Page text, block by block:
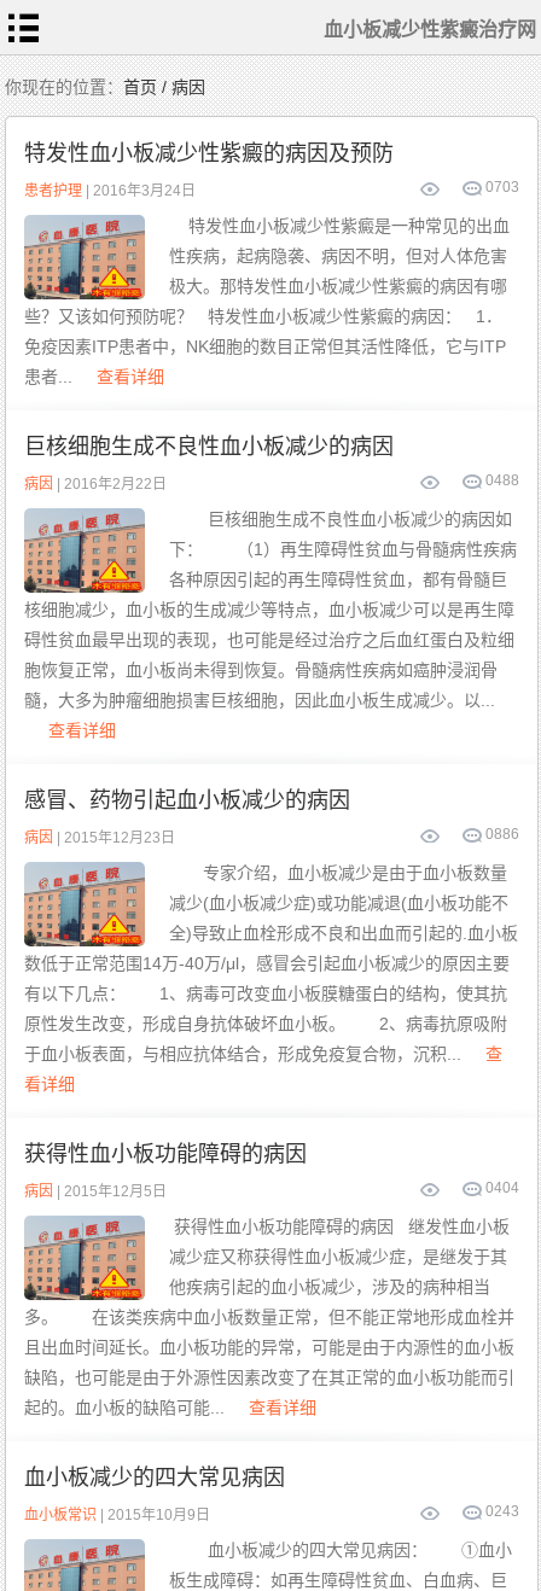
血小板减少性紫癜治疗网
首
页
血
小
板
常
识
相
关
检
查
症
状
表
现
常
规
治
疗
患
者
护
理
中
医
食
疗
特
色
治
疗
血
小
板
减
少
的
治
疗
康
复
案
例
病
因
你现在的位置：首页 / 病因
特发性血小板减少性紫癜的病因及预防
703
0
患者护理 | 2016年3月24日
特发性血小板减少性紫癜是一种常见的出血
性疾病，起病隐袭、病因不明，但对人体危害
极大。那特发性血小板减少性紫癜的病因有哪
些？又该如何预防呢？ 特发性血小板减少性紫癜的病因： 1．
免疫因素ITP患者中，NK细胞的数目正常但其活性降低，它与ITP
患者...
查看详细
巨核细胞生成不良性血小板减少的病因
488
0
病因 | 2016年2月22日
巨核细胞生成不良性血小板减少的病因如
下： （1）再生障碍性贫血与骨髓病性疾病
各种原因引起的再生障碍性贫血，都有骨髓巨
核细胞减少，血小板的生成减少等特点，血小板减少可以是再生障
碍性贫血最早出现的表现，也可能是经过治疗之后血红蛋白及粒细
胞恢复正常，血小板尚未得到恢复。骨髓病性疾病如癌肿浸润骨
髓，大多为肿瘤细胞损害巨核细胞，因此血小板生成减少。以...
查看详细
感冒、药物引起血小板减少的病因
886
0
病因 | 2015年12月23日
专家介绍，血小板减少是由于血小板数量
减少(血小板减少症)或功能减退(血小板功能不
全)导致止血栓形成不良和出血而引起的.血小板
数低于正常范围14万-40万/μl，感冒会引起血小板减少的原因主要
有以下几点： 1、病毒可改变血小板膜糖蛋白的结构，使其抗
原性发生改变，形成自身抗体破坏血小板。 2、病毒抗原吸附
于血小板表面，与相应抗体结合，形成免疫复合物，沉积...
查
看详细
获得性血小板功能障碍的病因
404
0
病因 | 2015年12月5日
获得性血小板功能障碍的病因 继发性血小板
减少症又称获得性血小板减少症，是继发于其
他疾病引起的血小板减少，涉及的病种相当
多。 在该类疾病中血小板数量正常，但不能正常地形成血栓并
且出血时间延长。血小板功能的异常，可能是由于内源性的血小板
缺陷，也可能是由于外源性因素改变了在其正常的血小板功能而引
起的。血小板的缺陷可能...
查看详细
血小板减少的四大常见病因
243
0
血小板常识 | 2015年10月9日
血小板减少的四大常见病因： ①血小
板生成障碍：如再生障碍性贫血、白血病、巨